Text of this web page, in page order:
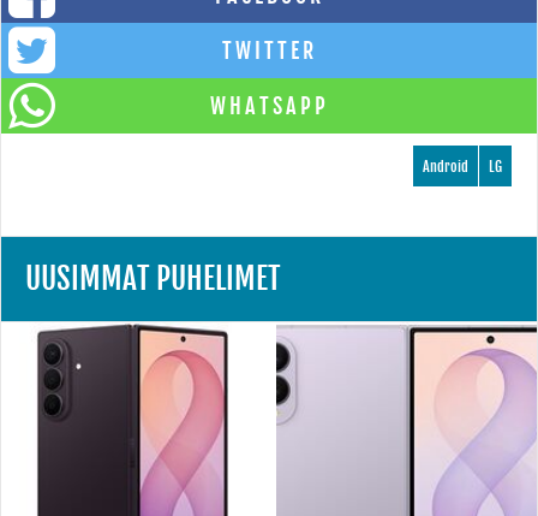
TWITTER
WHATSAPP
LG
Android
UUSIMMAT PUHELIMET